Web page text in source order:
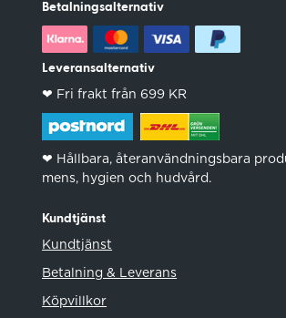
Betalningsalternativ
Leveransalternativ
❤︎ Fri frakt från 699 KR
❤︎ Hållbara, återanvändningsbara
mens, hygien och hudvård.
Kundtjänst
Kundtjänst
Betalning & Leverans
Köpvillkor